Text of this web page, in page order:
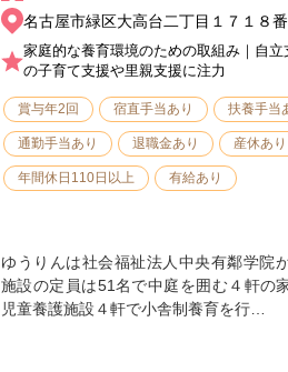
名古屋市緑区大高台二丁目１７１８
家庭的な養育環境のための取組み｜自
の子育て支援や里親支援に注力
賞与年2回 宿直手当あり 扶養手当
通勤手当あり 退職金あり 産休あり
年間休日110日以上 有給あり
ゆうりんは社会福祉法人中央有鄰学院
施設の定員は51名で中庭を囲む４軒の
児童養護施設４軒で小舎制養育を行…